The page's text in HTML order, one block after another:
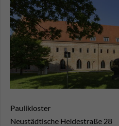
Paulikloster
Neustädtische Heidestraße 28